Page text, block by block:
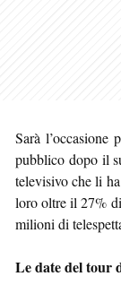
Sarà
pubblico dopo il
televisivo che li
loro oltre il 27%
milioni di
Le date del tour